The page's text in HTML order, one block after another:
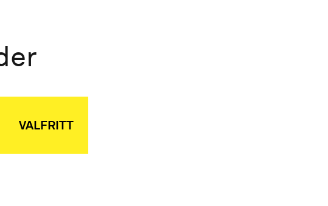
VALFRITT